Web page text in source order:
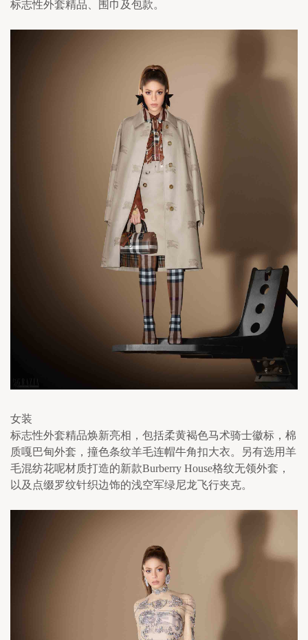
标志性外套精品、围巾及包款。
女装
标志性外套精品焕新亮相，包括柔黄褐色马术骑士徽标，棉
质嘎巴甸外套，撞色条纹羊毛连帽牛角扣大衣。另有选用羊
毛混纺花呢材质打造的新款Burberry House格纹无领外套，
以及点缀罗纹针织边饰的浅空军绿尼龙飞行夹克。